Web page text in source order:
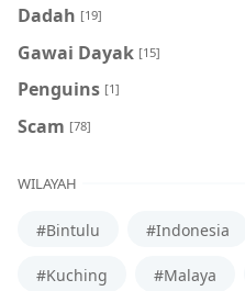
Dadah [19]
Gawai Dayak [15]
Penguins [1]
Scam [78]
WILAYAH
#Bintulu #Indonesia
#Kuching #Malaya